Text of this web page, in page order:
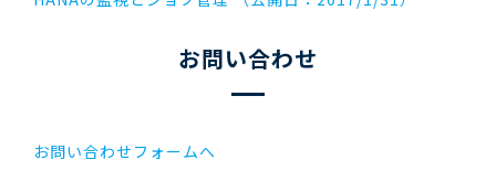
お問い合わせ
お問い合わせフォームへ